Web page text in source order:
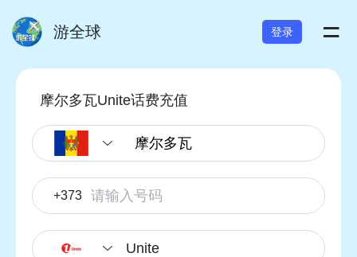
游全球 登录 =
摩尔多瓦Unite话费充值
+373
Unite